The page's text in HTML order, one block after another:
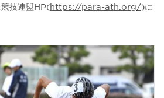
競技連盟HP(https://para-ath.org/)に